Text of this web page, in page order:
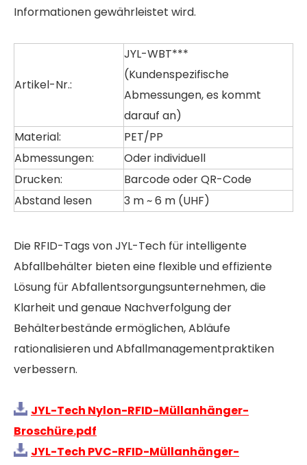
Informationen gewährleistet wird.
Artikel-Nr.:
JYL-WBT***
(Kundenspezifische
Abmessungen, es kommt
darauf an)
Material:
PET/PP
Abmessungen:
Oder individuell
Drucken:
Barcode oder QR-Code
Abstand lesen
3 m ~ 6 m (UHF)
Die RFID-Tags von JYL-Tech für intelligente
Abfallbehälter bieten eine flexible und effiziente
Lösung für Abfallentsorgungsunternehmen, die
Klarheit und genaue Nachverfolgung der
Behälterbestände ermöglichen, Abläufe
rationalisieren und Abfallmanagementpraktiken
verbessern.
JYL-Tech Nylon-RFID-Müllanhänger-
Broschüre.pdf
JYL-Tech PVC-RFID-Müllanhänger-